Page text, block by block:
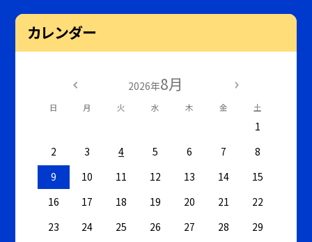
カレンダー
2026年8月
日 月 火 水 木 金 土
1
2
3 4 5 6 7
8
9
10 11 12 13 14
15
16
17 18 19 20 21
22
23
24 25 26 27 28
29